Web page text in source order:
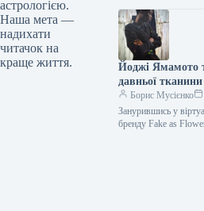
астрологією.
Наша мета —
надихати
читачок на
краще життя.
минулого, іноді
може непомітно
Йоджі Ямамото
давньої
Борис Мусієнко
Занурившись у
бренду Fake as